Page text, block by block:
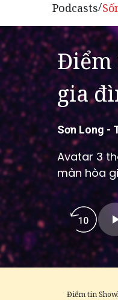
Podcasts/
Điểm
gia
Sơn Long -
Avatar 3
màn hòa
Điểm tin